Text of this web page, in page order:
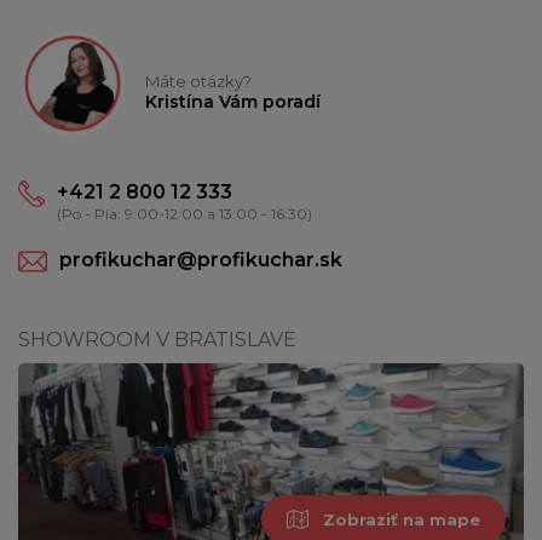
Máte otázky?
Kristína Vám poradí
+421 2 800 12 333
(Po - Pia: 9:00-12:00 a 13:00 - 16:30)
profikuchar@profikuchar.sk
SHOWROOM V BRATISLAVE
Zobraziť na mape